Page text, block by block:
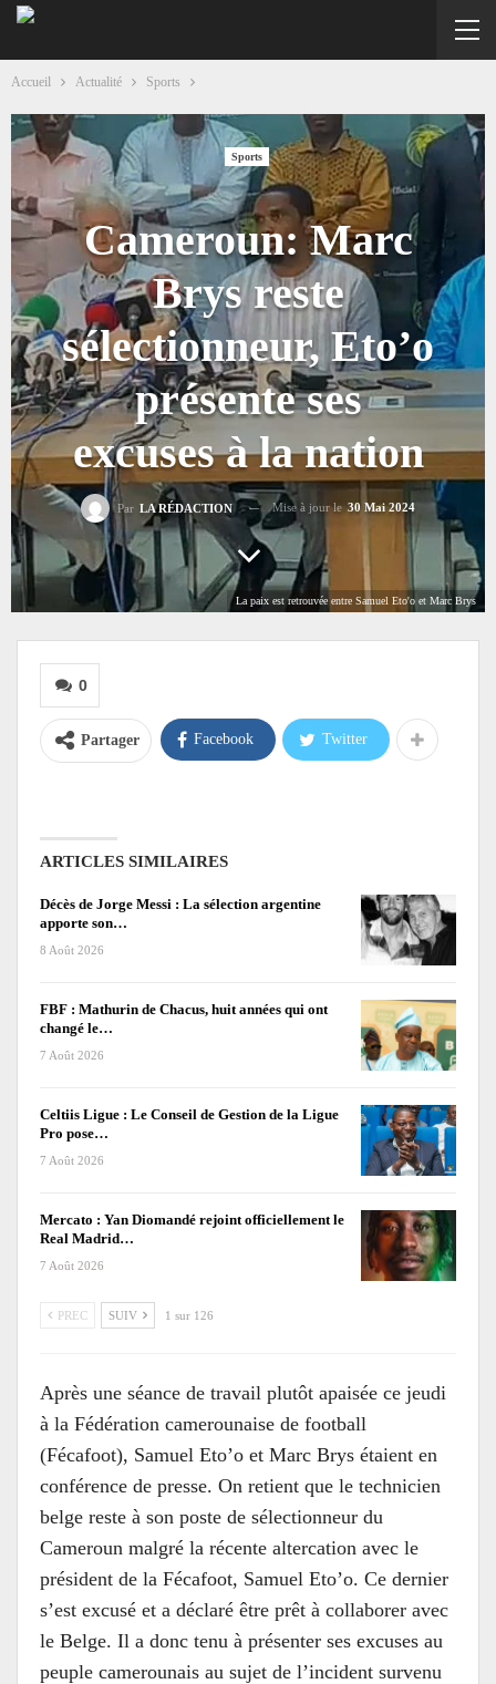
Accueil Actualité Sports
Sports
Cameroun: Marc
Brys reste
sélectionneur, Eto’o
présente ses
excuses à la nation
Par LA RÉDACTION Mise à jour le 30 Mai 2024
La paix est retrouvée entre Samuel Eto'o et Marc Brys
0
Partager Facebook Twitter
ARTICLES SIMILAIRES
Décès de Jorge Messi : La sélection argentine
apporte son…
8 Août 2026
FBF : Mathurin de Chacus, huit années qui ont
changé le…
7 Août 2026
Celtiis Ligue : Le Conseil de Gestion de la Ligue
Pro pose…
7 Août 2026
Mercato : Yan Diomandé rejoint officiellement le
Real Madrid…
7 Août 2026
PREC SUIV 1 sur 126
Après une séance de travail plutôt apaisée ce jeudi
à la Fédération camerounaise de football
(Fécafoot), Samuel Eto’o et Marc Brys étaient en
conférence de presse. On retient que le technicien
belge reste à son poste de sélectionneur du
Cameroun malgré la récente altercation avec le
président de la Fécafoot, Samuel Eto’o. Ce dernier
s’est excusé et a déclaré être prêt à collaborer avec
le Belge. Il a donc tenu à présenter ses excuses au
peuple camerounais au sujet de l’incident survenu